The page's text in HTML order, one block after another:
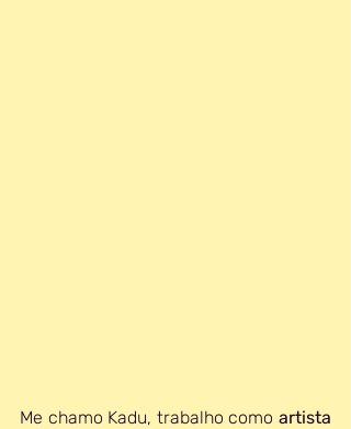
Me chamo Kadu, trabalho como artista